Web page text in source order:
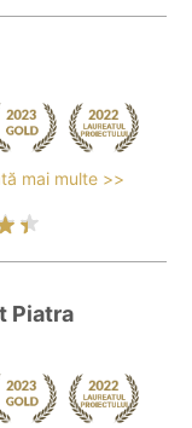
mai multe >>
Piatra